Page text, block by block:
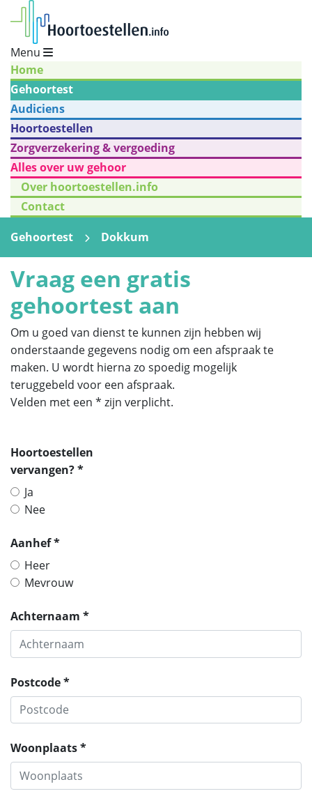
Menu
Home
Gehoortest
Audiciens
Hoortoestellen
Zorgverzekering & vergoeding
Alles over uw gehoor
Over hoortoestellen.info
Contact
Gehoortest
Dokkum
Vraag een gratis
gehoortest aan
Om u goed van dienst te kunnen zijn hebben wij
onderstaande gegevens nodig om een afspraak te
maken. U wordt hierna zo spoedig mogelijk
teruggebeld voor een afspraak.
Velden met een * zijn verplicht.
Hoortoestellen
vervangen? *
Ja
Nee
Aanhef *
Heer
Mevrouw
Achternaam *
Postcode *
Woonplaats *